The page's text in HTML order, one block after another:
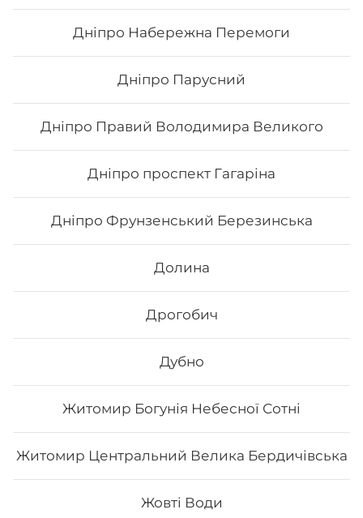
Дніпро Набережна Перемоги
Дніпро Парусний
Дніпро Правий Володимира Великого
Дніпро проспект Гагаріна
Дніпро Фрунзенський Березинська
Долина
Дрогобич
Дубно
Житомир Богунія Небесної Сотні
Житомир Центральний Велика Бердичівська
Жовті Води
Вага: 115 г Склад: норі, рис, авокадо
62
Макі з тунцем
Вага: 123 г Склад: норі, рис, тунець